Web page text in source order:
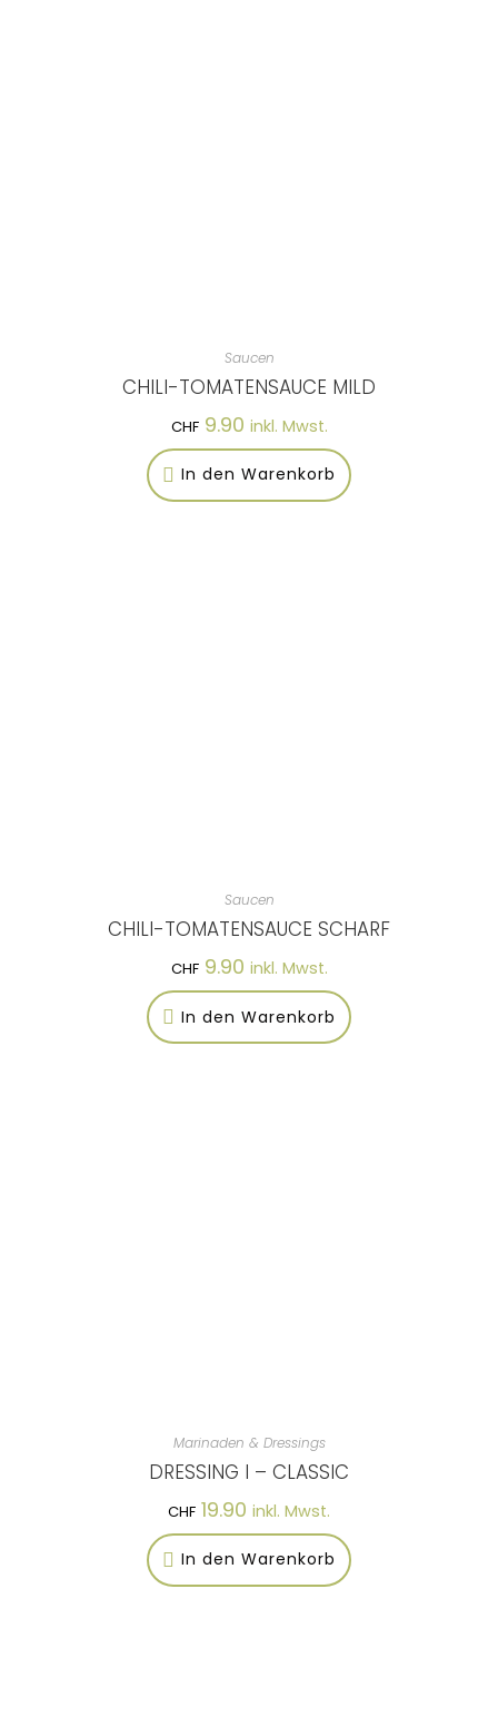
Saucen
CHILI-TOMATENSAUCE MILD
CHF9.90 inkl. Mwst.
In den Warenkorb
Saucen
CHILI-TOMATENSAUCE SCHARF
CHF9.90 inkl. Mwst.
In den Warenkorb
Marinaden & Dressings
DRESSING I – CLASSIC
CHF 19.90 inkl. Mwst.
In den Warenkorb